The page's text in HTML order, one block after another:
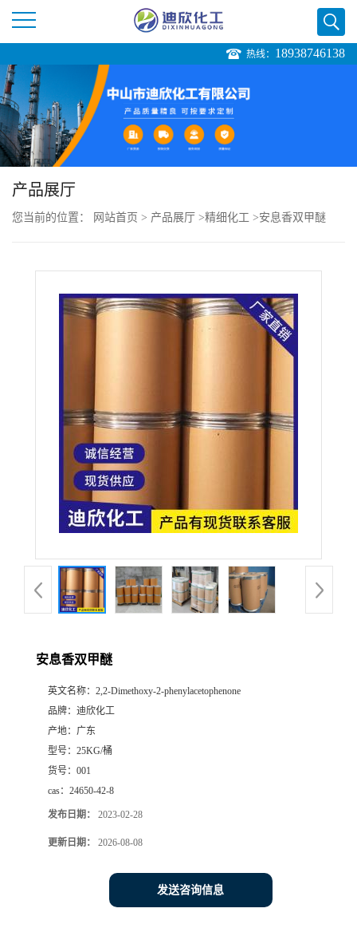
司
首
页
公
厅
热线： 18938746138
产品展厅
您当前的位置： 网站首页 > 产品展厅 >精细化工 >安息香双甲醚
安息香双甲醚
英文名称： 2,2-Dimethoxy-2-phenylacetophenone
品牌： 迪欣化工
产地： 广东
型号： 25KG/桶
货号： 001
cas： 24650-42-8
发布日期： 2023-02-28
更新日期： 2026-08-08
发送咨询信息